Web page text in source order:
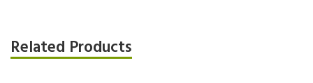
Related Products